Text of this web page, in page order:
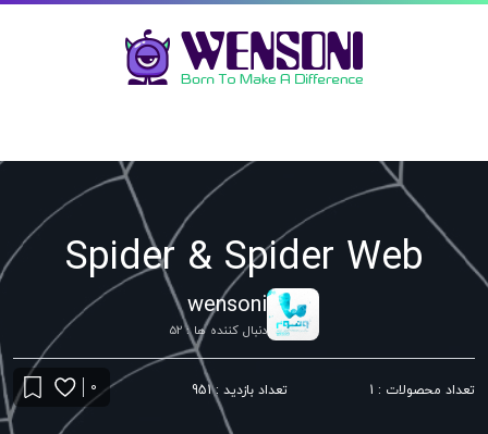
Spider & Spider Web
wensoni
دنبال کننده ها : 52
تعداد محصولات : 1 تعداد بازدید : 951 0